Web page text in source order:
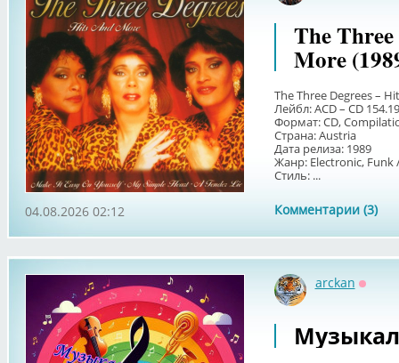
The
More
The Three Degrees –
Лейбл: ACD – CD
Формат: CD,
Страна: Austria
Дата релиза: 1989
Жанр: Electronic, Funk
Стиль: ...
Комментарии (3)
04.08.2026 02:12
arckan